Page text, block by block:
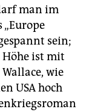
man im
sein;
Höhe ist mit
wie
USA hoch